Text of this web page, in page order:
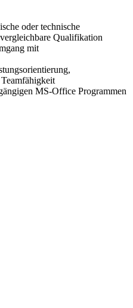
oder technische
Qualifikation
mit
MS-Office Programmen